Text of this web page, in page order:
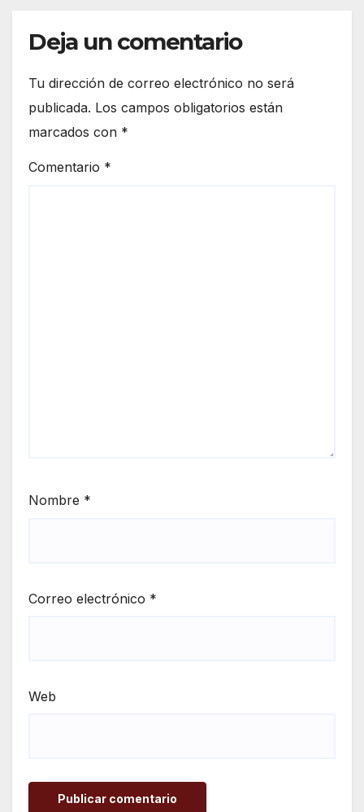
Deja un comentario
Tu dirección de correo electrónico no será
publicada. Los campos obligatorios están
marcados con *
Comentario *
Nombre *
Correo electrónico *
Web